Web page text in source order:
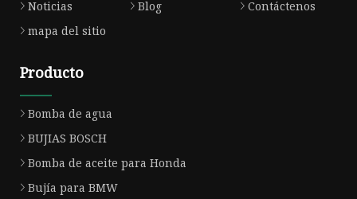
Noticias
Blog
Contáctenos
mapa del sitio
Producto
Bomba de agua
BUJIAS BOSCH
Bomba de aceite para Honda
Bujía para BMW